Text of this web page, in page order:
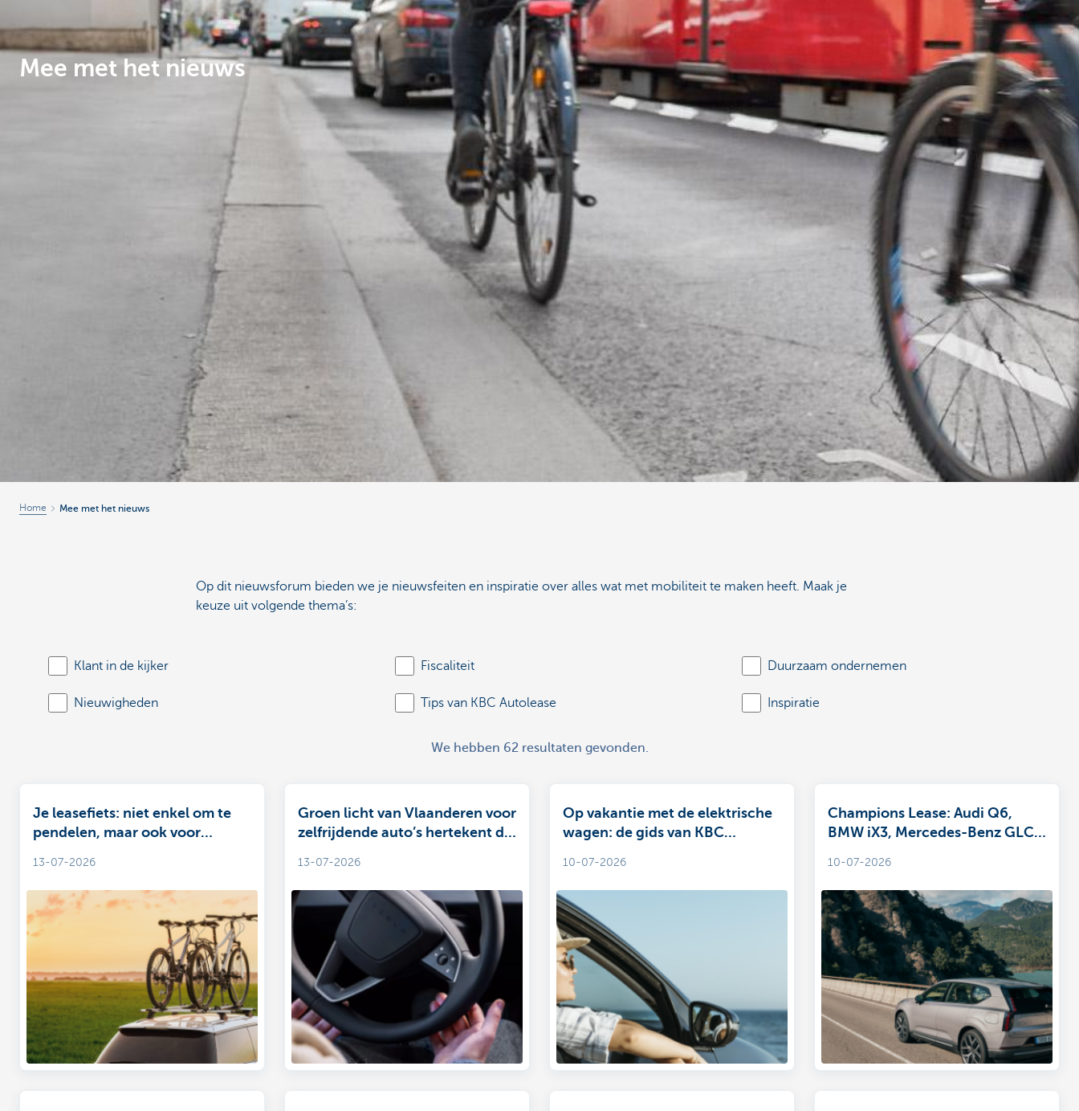
Mee met het nieuws
Home Mee met het nieuws
Op dit nieuwsforum bieden we je nieuwsfeiten en inspiratie over alles wat met mobiliteit te maken heeft. Maak je
keuze uit volgende thema’s:
Klant in de kijker Fiscaliteit Duurzaam ondernemen
Nieuwigheden Tips van KBC Autolease Inspiratie
We hebben 62 resultaten gevonden.
Je leasefiets: niet enkel om te
pendelen, maar ook voor
vakantie
13-07-2026
Groen licht van Vlaanderen voor
zelfrijdende auto’s hertekent de
13-07-2026
Op vakantie met de elektrische
wagen: de gids van KBC
reis
10-07-2026
Champions Lease: Audi Q6,
BMW iX3, Mercedes-Benz GLC
10-07-2026